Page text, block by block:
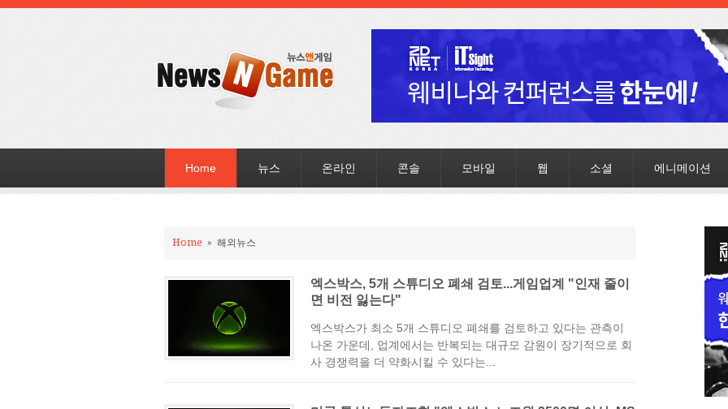
Home 뉴스 온라인 콘솔 모바일 웹 소셜 에니메이션
Home » 해외뉴스
엑스박스, 5개 스튜디오 폐쇄 검토...게임업계 "인재 줄이
면 비전 잃는다"
엑스박스가 최소 5개 스튜디오 폐쇄를 검토하고 있다는 관측이
나온 가운데, 업계에서는 반복되는 대규모 감원이 장기적으로 회
사 경쟁력을 더 약화시킬 수 있다는...